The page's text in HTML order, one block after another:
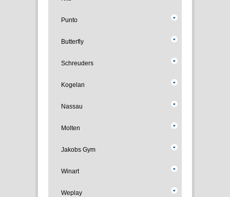
Punto
Butterfly
Schreuders
Kogelan
Nassau
Molten
Jakobs Gym
Winart
Weplay